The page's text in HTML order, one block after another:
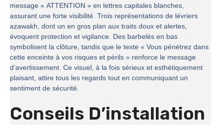
message « ATTENTION » en lettres capitales blanches,
assurant une forte visibilité. Trois représentations de lévriers
azawakh, dont un en gros plan aux traits doux et alertes,
évoquent protection et vigilance. Des barbelés en bas
symbolisent la clôture, tandis que le texte « Vous pénétrez dans
cette enceinte à vos risques et périls » renforce le message
d’avertissement. Ce visuel, à la fois sérieux et esthétiquement
plaisant, attire tous les regards tout en communiquant un
sentiment de sécurité.
Conseils D’installation